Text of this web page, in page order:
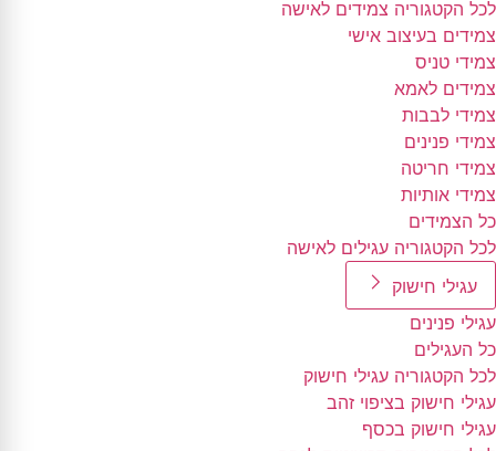
לכל הקטגוריה צמידים לאישה
צמידים בעיצוב אישי
צמידי טניס
צמידים לאמא
צמידי לבבות
צמידי פנינים
צמידי חריטה
צמידי אותיות
כל הצמידים
לכל הקטגוריה עגילים לאישה
עגילי חישוק
עגילי פנינים
כל העגילים
לכל הקטגוריה עגילי חישוק
עגילי חישוק בציפוי זהב
עגילי חישוק בכסף